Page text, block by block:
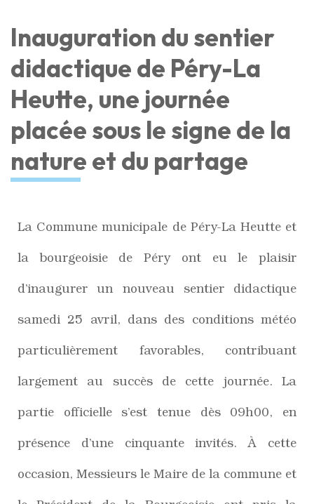
Inauguration du sentier
didactique de Péry-La
Heutte, une journée
placée sous le signe de la
nature et du partage
La Commune municipale de Péry-La Heutte et
la bourgeoisie de Péry ont eu le plaisir
d’inaugurer un nouveau sentier didactique
samedi 25 avril, dans des conditions météo
particulièrement favorables, contribuant
largement au succès de cette journée. La
partie officielle s’est tenue dès 09h00, en
présence d’une cinquante invités. À cette
occasion, Messieurs le Maire de la commune et